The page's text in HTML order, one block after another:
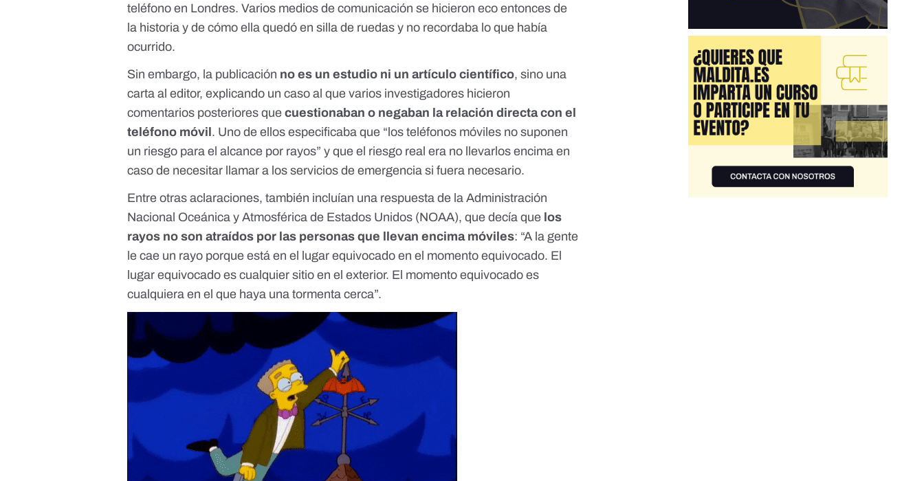
teléfono en Londres. Varios medios de comunicación se hicieron eco entonces de
la historia y de cómo ella quedó en silla de ruedas y no recordaba lo que había
ocurrido.
Sin embargo, la publicación no es un estudio ni un artículo científico, sino una
carta al editor, explicando un caso al que varios investigadores hicieron
comentarios posteriores quecuestionaban o negaban la relación directa con el
teléfono móvil . Uno de ellos especificaba que “los teléfonos móviles no suponen
un riesgo para el alcance por rayos” y que el riesgo real era no llevarlos encima en
caso de necesitar llamar a los servicios de emergencia si fuera necesario.
Entre otras aclaraciones, también incluían una respuesta de la Administración
Nacional Oceánica y Atmosférica de Estados Unidos (NOAA), que decía que los
rayos no son atraídos por las personas que llevan encima móviles: “A la gente
le cae un rayo porque está en el lugar equivocado en el momento equivocado. El
lugar equivocado es cualquier sitio en el exterior. El momento equivocado es
cualquiera en el que haya una tormenta cerca”.